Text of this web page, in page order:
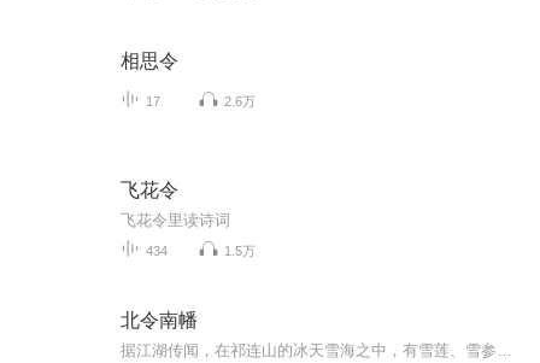
相思令
17 2.6万
飞花令
飞花令里读诗词
434 1.5万
北令南幡